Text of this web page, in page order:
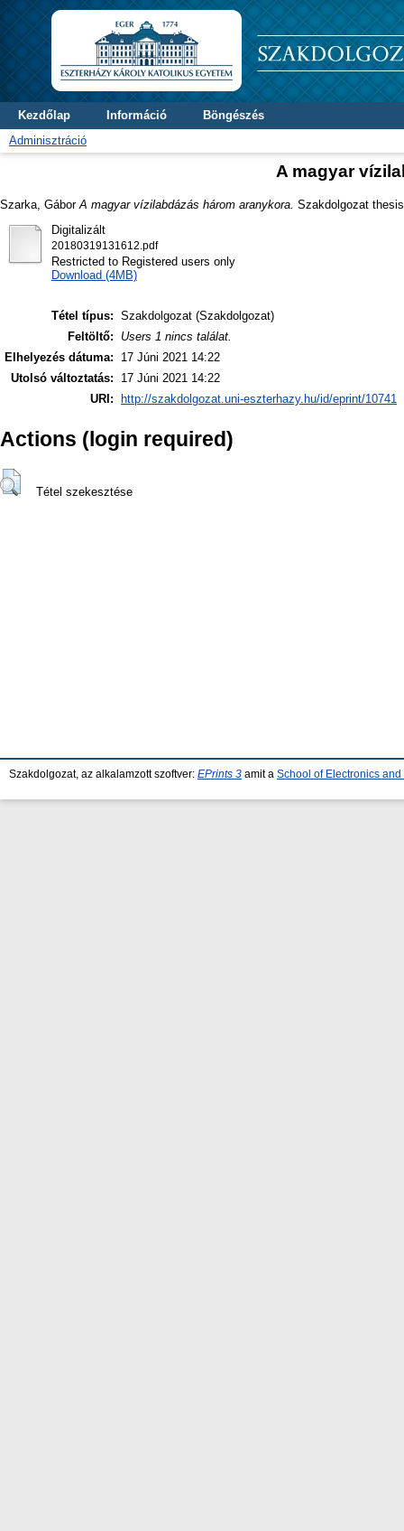
Kezdőlap Információ
Böngészés
Adminisztráció
A magyar
Szarka, Gábor A magyar vízilabdázás három aranykora. Szakdolgozat
Digitalizált
20180319131612.pdf
Restricted to Registered users only
Download (4MB)
Tétel típus: Szakdolgozat (Szakdolgozat)
Feltöltő:
Users 1 nincs találat.
Elhelyezés dátuma:
17 Júni 2021 14:22
Utolsó változtatás:
17 Júni 2021 14:22
URI:
http://szakdolgozat.uni-eszterhazy.hu/id/eprint/10741
Actions (login required)
Tétel szekesztése
Szakdolgozat, az alkalamzott szoftver: EPrints 3 amit a School of Electronics